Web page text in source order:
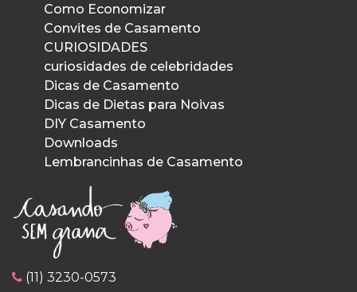
Como Economizar
Convites de Casamento
CURIOSIDADES
curiosidades de celebridades
Dicas de Casamento
Dicas de Dietas para Noivas
DIY Casamento
Downloads
Lembrancinhas de Casamento
(11) 3230-0573